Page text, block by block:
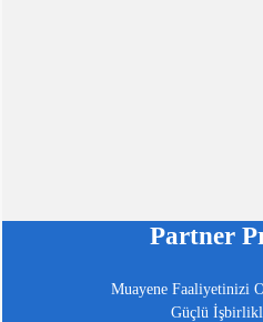
Partner
Muayene Faaliyetinizi
Güçlü